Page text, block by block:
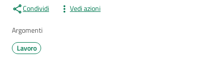
Condividi Vedi azioni
Argomenti
Lavoro